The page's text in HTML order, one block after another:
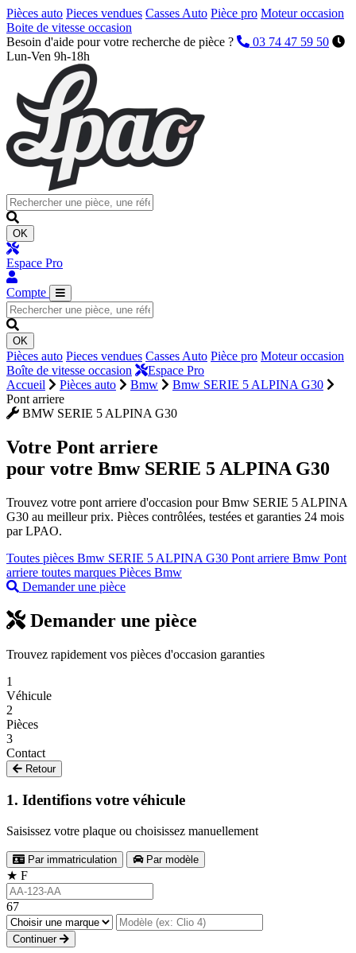
Pièces auto Pieces vendues Casses Auto Pièce pro Moteur occasion
Boite de vitesse occasion
Besoin d'aide pour votre recherche de pièce ?
03 74 47 59 50
Lun-Ven 9h-18h
OK
Espace Pro
Compte
OK
Pièces auto Pieces vendues Casses Auto Pièce pro Moteur occasion
Boîte de vitesse occasion
Espace Pro
Accueil
Pièces auto Bmw
Bmw SERIE 5 ALPINA G30
Pont arriere
BMW SERIE 5 ALPINA G30
Votre Pont arriere
pour votre Bmw SERIE 5 ALPINA G30
Trouvez votre pont arriere d'occasion pour Bmw SERIE 5 ALPINA
G30 au meilleur prix. Pièces contrôlées, testées et garanties 24 mois
par LPAO.
Toutes pièces Bmw SERIE 5 ALPINA G30 Pont arriere Bmw Pont
arriere toutes marques Pièces Bmw
Demander une pièce
Demander une pièce
Trouvez rapidement vos pièces d'occasion garanties
1
Véhicule
2
Pièces
3
Contact
Retour
1. Identifions votre véhicule
Saisissez votre plaque ou choisissez manuellement
Par immatriculation Par modèle
★ F
67
Continuer